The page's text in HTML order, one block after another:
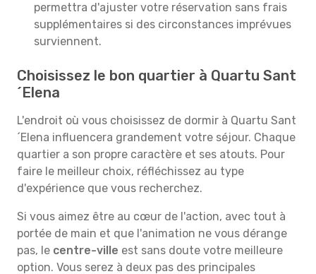
permettra d'ajuster votre réservation sans frais
supplémentaires si des circonstances imprévues
surviennent.
Choisissez le bon quartier à Quartu Sant
´Elena
L'endroit où vous choisissez de dormir à Quartu Sant
´Elena influencera grandement votre séjour. Chaque
quartier a son propre caractère et ses atouts. Pour
faire le meilleur choix, réfléchissez au type
d'expérience que vous recherchez.
Si vous aimez être au cœur de l'action, avec tout à
portée de main et que l'animation ne vous dérange
pas, le centre-ville est sans doute votre meilleure
option. Vous serez à deux pas des principales